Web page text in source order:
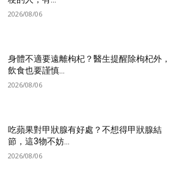
2026/08/06
身體不適要遠離枸杞？醫生提醒除枸杞外，
飲食也要謹慎...
2026/08/06
吃蘋果對甲狀腺有好處？不想得甲狀腺結
節，這3物不妨...
2026/08/06